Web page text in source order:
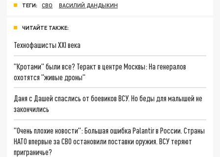
ТЕГИ: СВО ВАСИЛИЙ ДАНДЫКИН
ЧИТАЙТЕ ТАКЖЕ:
Технофашисты XXI века
"Кротами" были все? Теракт в центре Москвы: На генералов
охотятся "живые дроны"
Даня с Дашей спаслись от боевиков ВСУ. Но беды для малышей не
закончились
"Очень плохие новости": Большая ошибка Palantir в России. Страны
НАТО впервые за СВО остановили поставки оружия. ВСУ теряют
приграничье?